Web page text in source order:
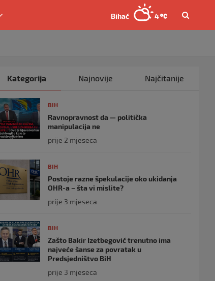
Bihać 4
Kategorija Najnovije Najčitanije
BIH
Ravnopravnost da — politička
manipulacija ne
prije 2 mjeseca
BIH
Postoje razne špekulacije oko ukidanja
OHR-a – šta vi mislite?
prije 3 mjeseca
BIH
Zašto Bakir Izetbegović trenutno ima
najveće šanse za povratak u
Predsjedništvo BiH
prije 3 mjeseca